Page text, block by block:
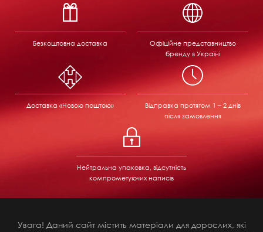
Безкоштовна доставка
Офіційне представництво
бренду в Україні
Доставка «Новою поштою» Відправка протягом 1 – 2 днів
після замовлення
Нейтральна упаковка, відсутність
компрометуючих написів
Увага! Даний сайт містить матеріали для дорослих, які